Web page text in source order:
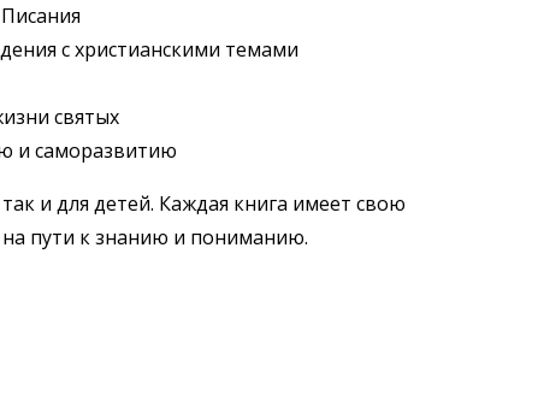
с христианскими темами
святых
и саморазвитию
и для детей. Каждая книга имеет свою
пути к знанию и пониманию.